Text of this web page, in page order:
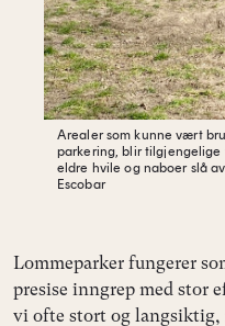
Arealer som kunne vært
parkering, blir tilgjengelige
eldre hvile og naboer slå
Escobar
Lommeparker fungerer
presise inngrep med stor
vi ofte stort og langsiktig,